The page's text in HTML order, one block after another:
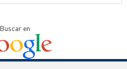
Buscar en